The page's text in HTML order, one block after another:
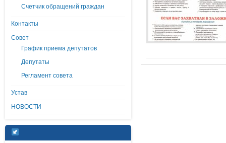
Счетчик обращений граждан
Контакты
Совет
График приема депутатов
Депутаты
Регламент совета
Устав
НОВОСТИ